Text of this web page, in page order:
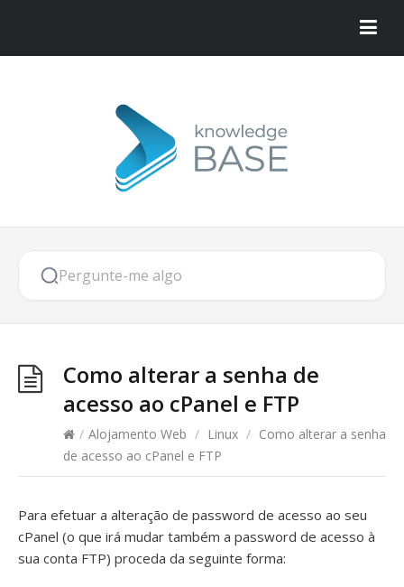
Como alterar a senha de
acesso ao cPanel e FTP
/ Alojamento Web / Linux / Como alterar a senha
de acesso ao cPanel e FTP
Para efetuar a alteração de password de acesso ao seu
cPanel (o que irá mudar também a password de acesso à
sua conta FTP) proceda da seguinte forma: